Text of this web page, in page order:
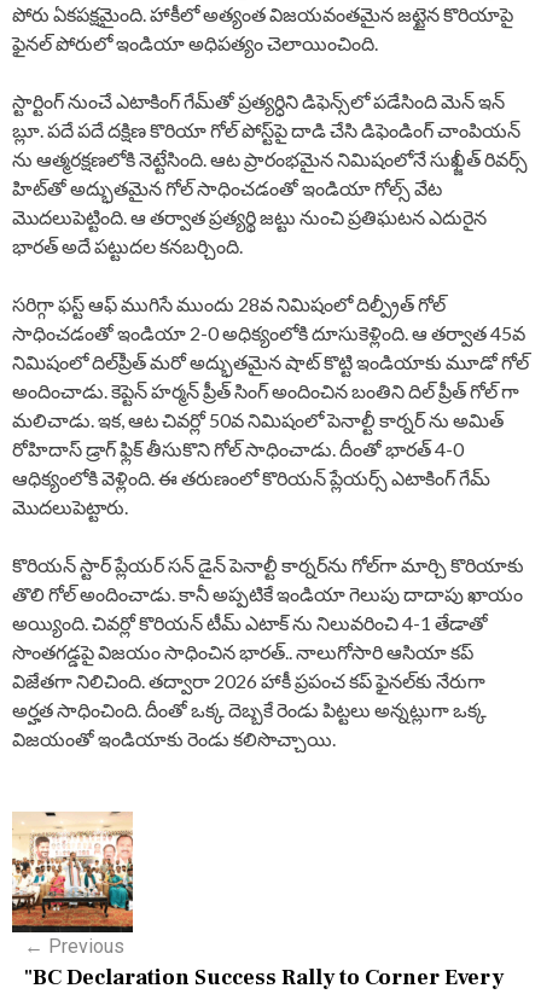
పోరు ఏకపక్షమైంది. హాకీలో అత్యంత విజయవంతమైన జట్టైన కొరియాపై
ఫైనల్ పోరులో ఇండియా అధిపత్యం చెలాయించింది.
స్టార్టింగ్ నుంచే ఎటాకింగ్ గేమ్‎తో ప్రత్యర్ధిని డిఫెన్స్‎లో పడేసింది మెన్ ఇన్
బ్లూ. పదే పదే దక్షిణ కొరియా గోల్ పోస్ట్‎పై దాడి చేసి డిఫెండింగ్ చాంపియన్
ను ఆత్మరక్షణలోకి నెట్టేసింది. ఆట ప్రారంభమైన నిమిషంలోనే సుఖ్జీత్ రివర్స్
హిట్‎తో అద్భుతమైన గోల్ సాధించడంతో ఇండియా గోల్స్ వేట
మొదలుపెట్టింది. ఆ తర్వాత ప్రత్యర్థి జట్టు నుంచి ప్రతిఘటన ఎదురైన
భారత్ అదే పట్టుదల కనబర్చింది.
సరిగ్గా ఫస్ట్ ఆఫ్ ముగిసే ముందు 28వ నిమిషంలో దిల్ప్రీత్ గోల్
సాధించడంతో ఇండియా 2-0 అధిక్యంలోకి దూసుకెళ్లింది. ఆ తర్వాత 45వ
నిమిషంలో దిల్‌ప్రీత్ మరో అద్భుతమైన షాట్ కొట్టి ఇండియాకు మూడో గోల్
అందించాడు. కెప్టెన్ హర్మన్ ప్రీత్ సింగ్ అందించిన బంతిని దిల్ ప్రీత్ గోల్ గా
మలిచాడు. ఇక, ఆట చివర్లో 50వ నిమిషంలో పెనాల్టీ కార్నర్‌ ను అమిత్
రోహిదాస్ డ్రాగ్ ఫ్లిక్ తీసుకొని గోల్ సాధించాడు. దీంతో భారత్ 4-0
ఆధిక్యంలోకి వెళ్లింది. ఈ తరుణంలో కొరియన్ ప్లేయర్స్ ఎటాకింగ్ గేమ్
మొదలుపెట్టారు.
కొరియన్ స్టార్ ప్లేయర్ సన్ డైన్ పెనాల్టీ కార్నర్‌ను గోల్‌గా మార్చి కొరియాకు
తొలి గోల్ అందించాడు. కానీ అప్పటికే ఇండియా గెలుపు దాదాపు ఖాయం
అయ్యింది. చివర్లో కొరియన్ టీమ్ ఎటాక్ ను నిలువరించి 4-1 తేడాతో
సొంతగడ్డపై విజయం సాధించిన భారత్.. నాలుగోసారి ఆసియా కప్‌
విజేతగా నిలిచింది. తద్వారా 2026 హాకీ ప్రపంచ కప్ ఫైనల్‌కు నేరుగా
అర్హత సాధించింది. దీంతో ఒక్క దెబ్బకే రెండు పిట్టలు అన్నట్లుగా ఒక్క
విజయంతో ఇండియాకు రెండు కలిసొచ్చాయి.
P
o
s
← Previous
"BC Declaration Success Rally to Corner Every